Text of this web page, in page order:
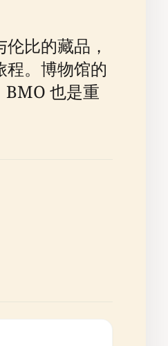
比的藏品，
程。博物馆的
BMO 也是重